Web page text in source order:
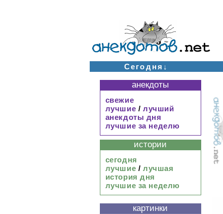
Сегодня↓
анекдоты
свежие
лучшие / лучший
анекдоты дня
лучшие за неделю
истории
сегодня
лучшие / лучшая
история дня
лучшие за неделю
картинки